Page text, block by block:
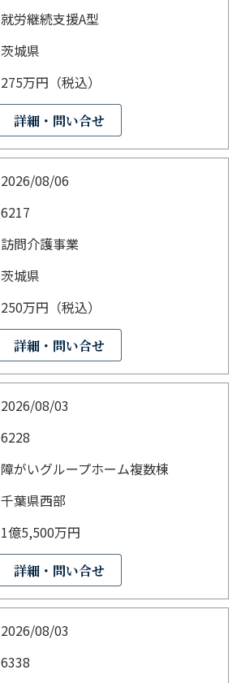
就労継続支援A型
茨城県
275万円（税込）
詳細・問い合せ
2026/08/06
6217
訪問介護事業
茨城県
250万円（税込）
詳細・問い合せ
2026/08/03
6228
障がいグループホーム複数棟
千葉県西部
1億5,500万円
詳細・問い合せ
2026/08/03
6338